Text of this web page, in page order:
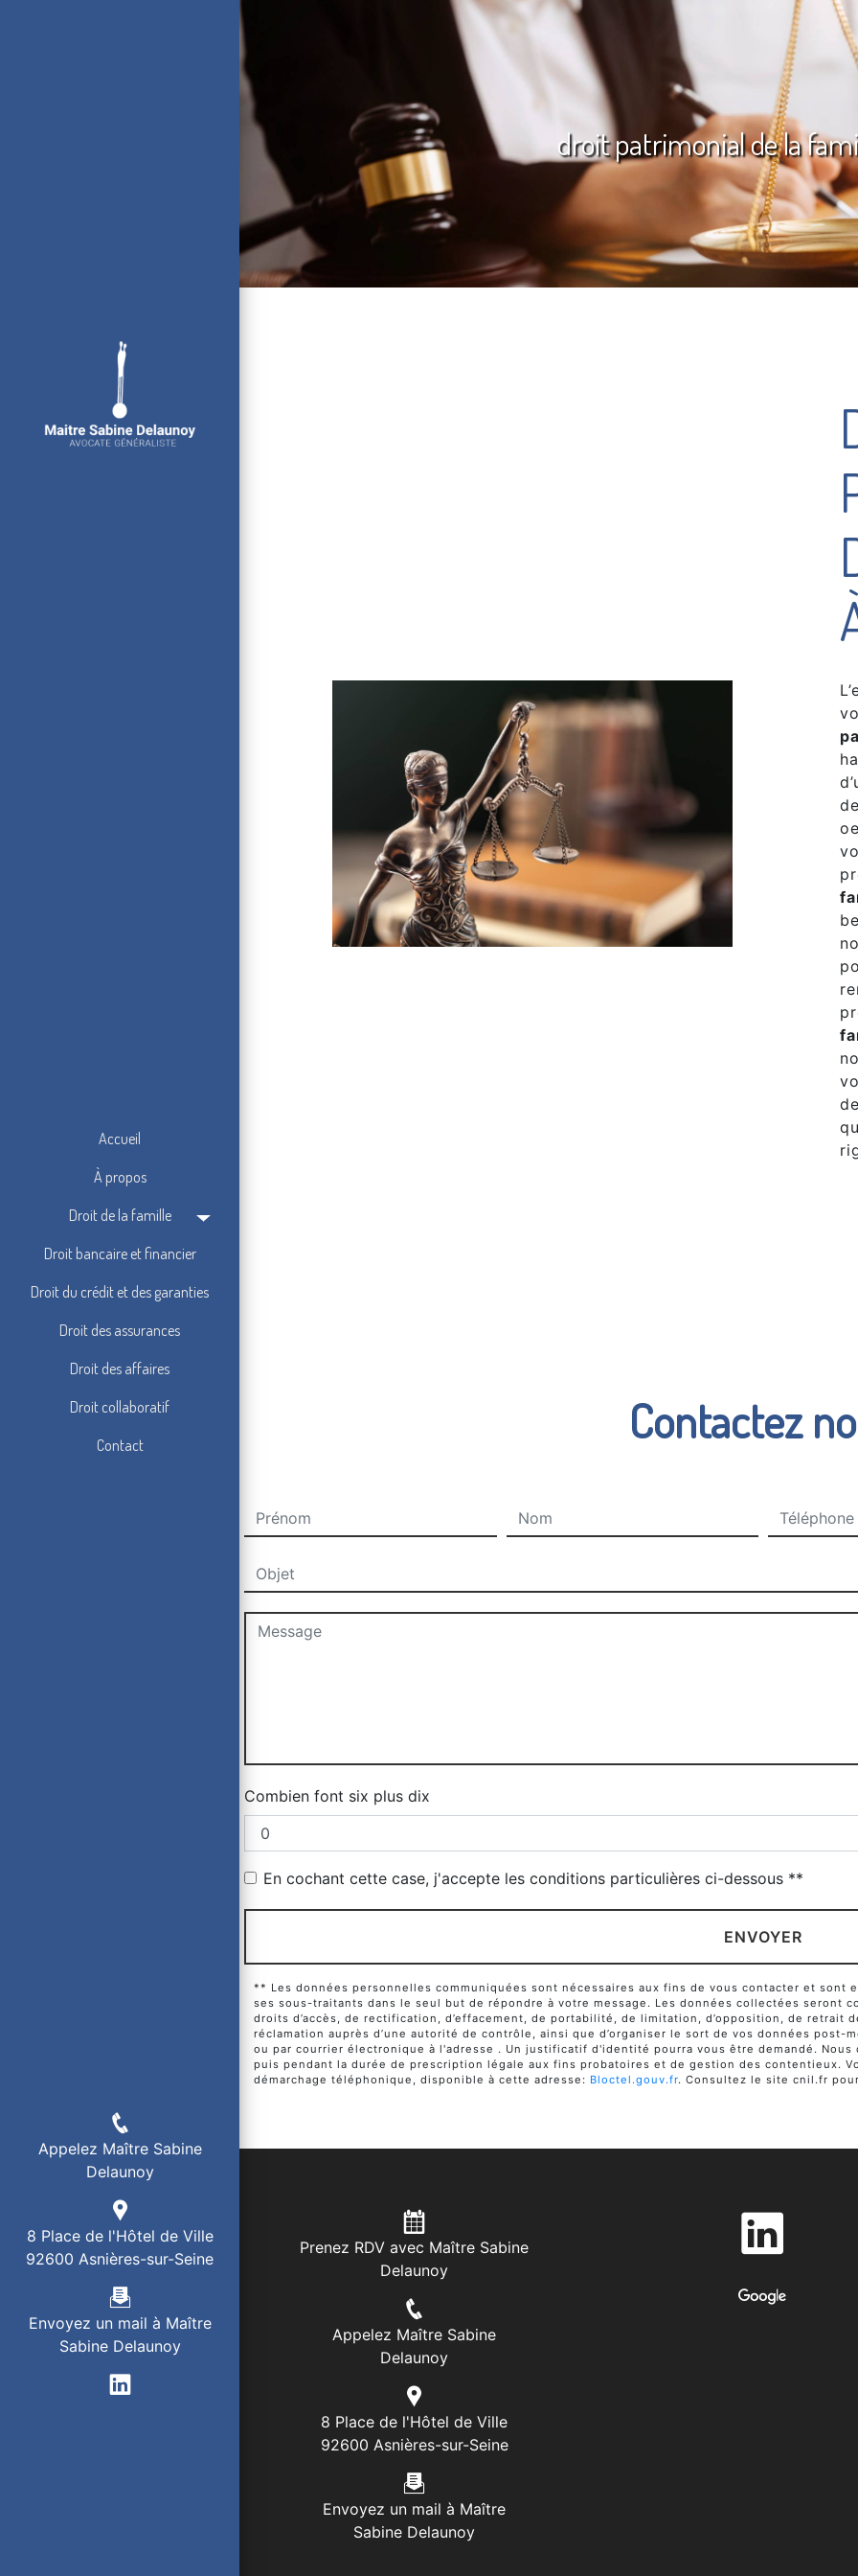
Accueil
À propos
Droit de la famille
Droit bancaire et financier
Droit du crédit et des garanties
Droit des assurances
Droit des affaires
Droit collaboratif
Contact
Appelez Maître Sabine
Delaunoy
8 Place de l'Hôtel de Ville
92600 Asnières-sur-Seine
Envoyez un mail à Maître
Sabine Delaunoy
droit patrimonial de la
Contactez
Combien font six plus dix
En cochant cette case, j'accepte les conditions particulières ci-dessous **
ENVOYER
** Les données personnelles communiquées sont nécessaires aux fins de vous contacter et
ses sous-traitants dans le seul but de répondre à votre message. Les données collectées seront
droits d’accès, de rectification, d’effacement, de portabilité, de limitation, d’opposition, de
réclamation auprès d’une autorité de contrôle, ainsi que d’organiser le sort de vos données
ou par courrier électronique à l'adresse . Un justificatif d'identité pourra vous être demandé.
puis pendant la durée de prescription légale aux fins probatoires et de gestion des contentieux.
démarchage téléphonique, disponible à cette adresse: Bloctel.gouv.fr. Consultez le site cnil.fr
Prenez RDV avec Maître Sabine
Delaunoy
Appelez Maître Sabine
Delaunoy
8 Place de l'Hôtel de Ville
92600 Asnières-sur-Seine
Envoyez un mail à Maître
Sabine Delaunoy